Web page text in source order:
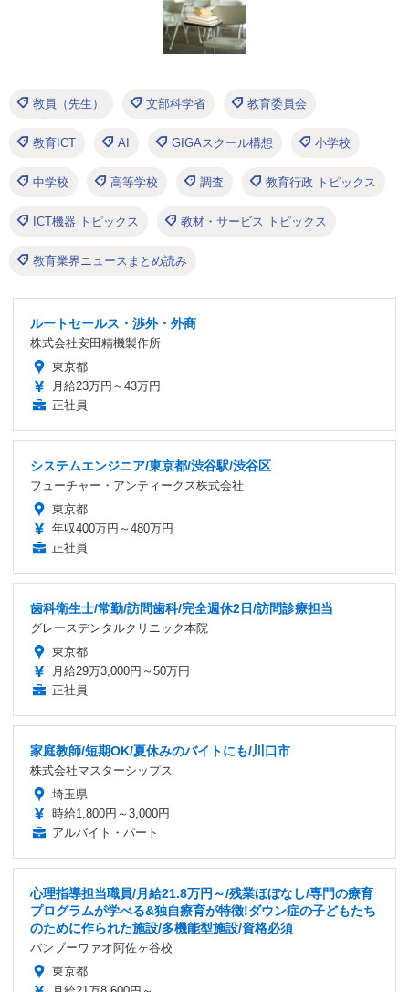
教員（先生） 文部科学省 教育委員会
教育ICT AI GIGAスクール構想 小学校
中学校 高等学校 調査 教育行政 トピックス
ICT機器 トピックス 教材・サービス トピックス
教育業界ニュースまとめ読み
ルートセールス・渉外・外商
株式会社安田精機製作所
東京都
月給23万円～43万円
正社員
システムエンジニア/東京都/渋谷駅/渋谷区
フューチャー・アンティークス株式会社
東京都
年収400万円～480万円
正社員
歯科衛生士/常勤/訪問歯科/完全週休2日/訪問診療担当
グレースデンタルクリニック本院
東京都
月給29万3,000円～50万円
正社員
家庭教師/短期OK/夏休みのバイトにも/川口市
株式会社マスターシップス
埼玉県
時給1,800円～3,000円
アルバイト・パート
心理指導担当職員/月給21.8万円～/残業ほぼなし/専門の療育
プログラムが学べる&独自療育が特徴!ダウン症の子どもたち
のために作られた施設/多機能型施設/資格必須
バンブーワァオ阿佐ヶ谷校
東京都